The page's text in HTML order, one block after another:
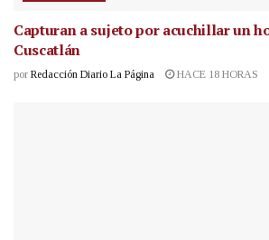
Capturan a sujeto por acuchillar un
Cuscatlán
por Redacción Diario La Página HACE 18 HORAS